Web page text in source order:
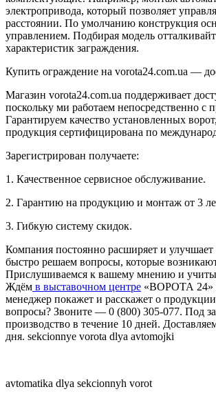
электропривода, который позволяет
расстоянии. По умолчанию конструкция
управлением. Подбирая модель
характеристик заграждения.
Купить ограждение на vorota24.com.ua —
Магазин vorota24.com.ua поддерживает
поскольку ми работаем непосредственно с
Гарантируем качество установленных
продукция сертифицирована по
Зарегистрирован получаете:
1. Качественное сервисное обслуживание.
2. Гарантию на продукцию и монтаж от 3
3. Гибкую систему скидок.
Компания постоянно расширяет и
быстро решаем вопросы, которые
Прислушиваемся к вашему мнению и
Ждём в выставочном центре «ВОРОТА 24»
менеджер покажет и расскажет о
вопросы? Звоните — 0 (800) 305-077. Под
производство в течение 10 дней.
дня. sekcionnye vorota dlya avtomojki
avtomatika dlya sekcionnyh vorot